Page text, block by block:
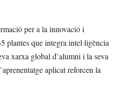
per a la innovació i
plantes que integra intel·ligència
xarxa global d’alumni i la seva
aplicat reforcen la